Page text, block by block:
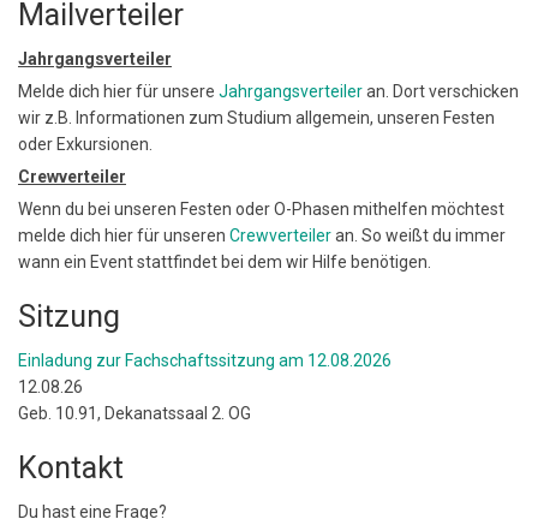
Mailverteiler
Jahrgangsverteiler
Melde dich hier für unsere Jahrgangsverteileran. Dort verschicken
wir z.B. Informationen zum Studium allgemein, unseren Festen
oder Exkursionen.
Crewverteiler
Wenn du bei unseren Festen oder O-Phasen mithelfen möchtest
melde dich hier für unseren Crewverteileran. So weißt du immer
wann ein Event stattfindet bei dem wir Hilfe benötigen.
Sitzung
Einladung zur Fachschaftssitzung am 12.08.2026
12.08.26
Geb. 10.91, Dekanatssaal 2. OG
Kontakt
Du hast eine Frage?